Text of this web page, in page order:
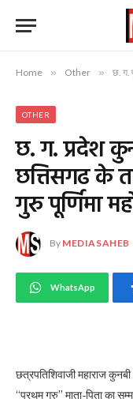
Home » Other » छ. ग.
OTHER
छ. ग. प्रदेश
छत्तिसगढ के
गुरु पूर्णिमा
By MEDIASAHEB
WhatsApp
छत्रपतिशिवाजी महाराज
“प्रथम गुरु” माता-पिता का